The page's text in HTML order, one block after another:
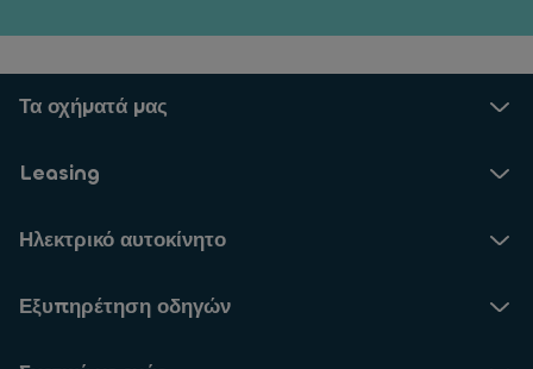
Τα οχήματά μας
Leasing
Ηλεκτρικό αυτοκίνητο
Εξυπηρέτηση οδηγών